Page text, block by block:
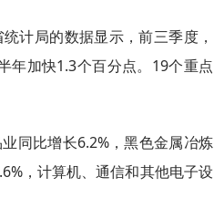
计局的数据显示，前三季度，
年加快1.3个百分点。19个重点
同比增长6.2%，黑色金属冶炼
，计算机、通信和其他电子设